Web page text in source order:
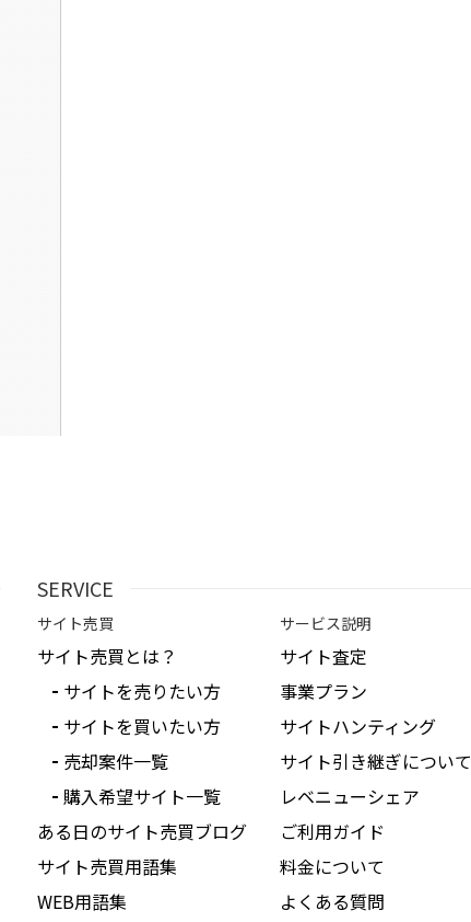
SERVICE
サイト売買
サイト売買とは？
サイトを売りたい方
サイトを買いたい方
売却案件一覧
購入希望サイト一覧
ある日のサイト売買ブログ
サイト売買用語集
WEB用語集
サービス説明
サイト査定
事業プラン
サイトハンティング
サイト引き継ぎについて
レベニューシェア
ご利用ガイド
料金について
よくある質問